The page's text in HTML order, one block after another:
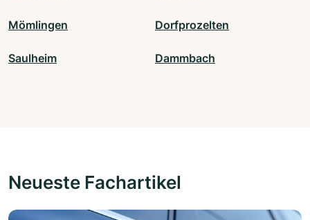
Mömlingen Dorfprozelten
Saulheim Dammbach
Neueste Fachartikel